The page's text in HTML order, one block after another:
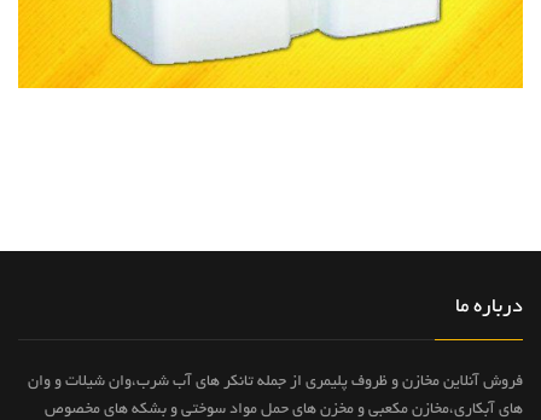
درباره ما
فروش آنلاین مخازن و ظروف پلیمری از جمله تانکر های آب شرب،وان شیلات و وان
های آبکاری،مخازن مکعبی و مخزن های حمل مواد سوختی و بشکه های مخصوص